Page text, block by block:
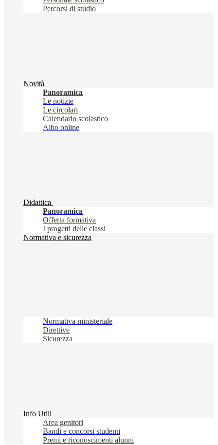
Percorsi di studio
Novità
Panoramica
Le notizie
Le circolari
Calendario scolastico
Albo online
Didattica
Panoramica
Offerta formativa
I progetti delle classi
Normativa e sicurezza
Normativa ministeriale
Direttive
Sicurezza
Info Utili
Area genitori
Bandi e concorsi studenti
Premi e riconoscimenti alunni